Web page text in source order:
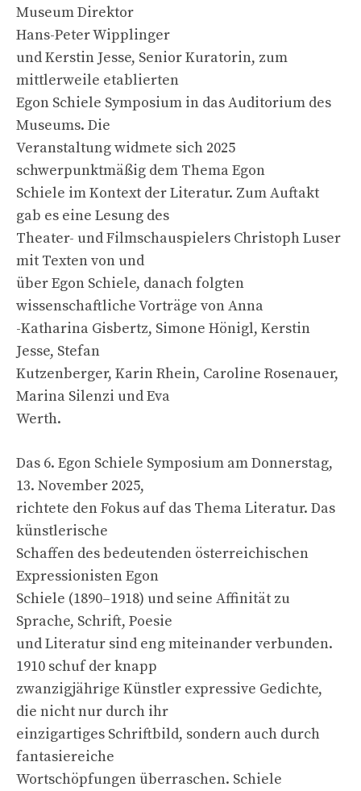
Museum Direktor
Hans-Peter Wipplinger
und Kerstin Jesse, Senior Kuratorin, zum
mittlerweile etablierten
Egon Schiele Symposium in das Auditorium des
Museums. Die
Veranstaltung widmete sich 2025
schwerpunktmäßig dem Thema Egon
Schiele im Kontext der Literatur. Zum Auftakt
gab es eine Lesung des
Theater- und Filmschauspielers Christoph Luser
mit Texten von und
über Egon Schiele, danach folgten
wissenschaftliche Vorträge von Anna
-Katharina Gisbertz, Simone Hönigl, Kerstin
Jesse, Stefan
Kutzenberger, Karin Rhein, Caroline Rosenauer,
Marina Silenzi und Eva
Werth.
Das 6. Egon Schiele Symposium am Donnerstag,
13. November 2025,
richtete den Fokus auf das Thema Literatur. Das
künstlerische
Schaffen des bedeutenden österreichischen
Expressionisten Egon
Schiele (1890–1918) und seine Affinität zu
Sprache, Schrift, Poesie
und Literatur sind eng miteinander verbunden.
1910 schuf der knapp
zwanzigjährige Künstler expressive Gedichte,
die nicht nur durch ihr
einzigartiges Schriftbild, sondern auch durch
fantasiereiche
Wortschöpfungen überraschen. Schiele